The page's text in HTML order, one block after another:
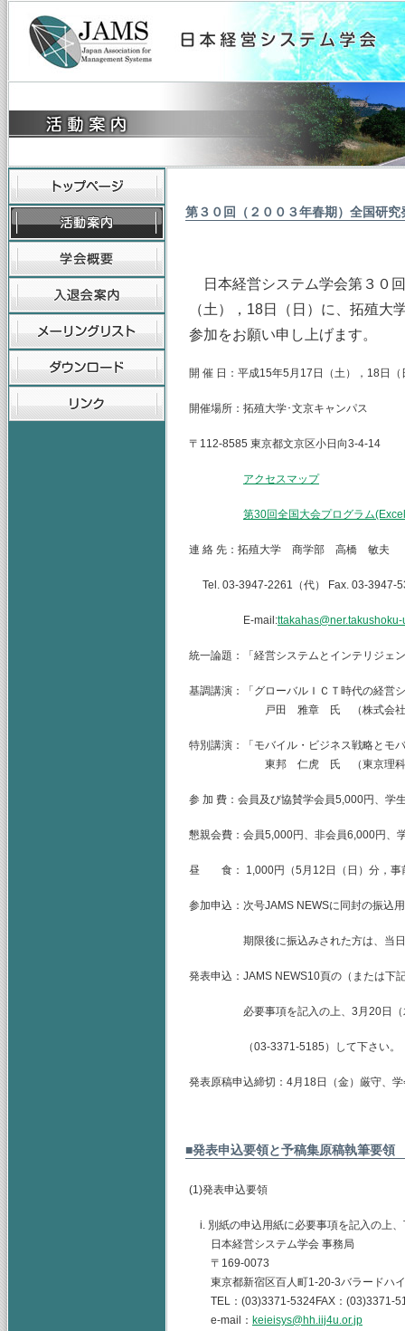
第３０回（２００３年春期）全国研究
日本経営システム学会第３０
（土），18日（日）に、拓殖
参加をお願い申し上げます。
開 催 日：平成15年5月17日（土），18日（
開催場所：拓殖大学･文京キャンパス
〒112-8585 東京都文京区小日向3-4-14
アクセスマップ
第30回全国大会プログラム
連 絡 先：拓殖大学 商学部 高橋 敏夫
Tel. 03-3947-2261（代） Fax. 03-3947-
E-mail:ttakahas@ner.takushoku-
統一論題：「経営システムとインテリジ
基調講演：「グローバルＩＣＴ時代の経
戸田 雅章 氏 （株式会社トヨタ
特別講演：「モバイル・ビジネス戦略と
東邦 仁虎 氏 （東京理科大
参 加 費：会員及び協賛学会員5,000円、学
懇親会費：会員5,000円、非会員6,000円、
昼 食： 1,000円（5月12日（日）分，事
参加申込：次号JAMS NEWSに同封の振込
期限後に振込みされた方は、当日振
発表申込：JAMS NEWS10頁の（または下
必要事項を記入の上、3月20日（木
（03-3371-5185）して下さい。
発表原稿申込締切：4月18日（金）厳守、
■発表申込要領と予稿集原稿執筆要領
(1)発表申込要領
i. 別紙の申込用紙に必要事項を記入の上
日本経営システム学会 事務局
〒169-0073
東京都新宿区百人町1-20-3バラードハ
TEL：(03)3371-5324FAX：(03)3371-
e-mail： keieisys@hh.iij4u.or.jp